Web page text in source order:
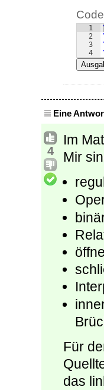
1
2
3
4
Eine
4
Im
Mir
Für
das